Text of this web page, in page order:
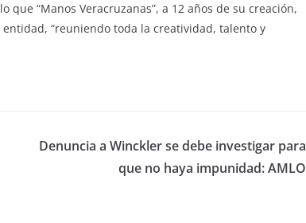
“Manos Veracruzanas”, a 12 años de su creación,
“reuniendo toda la creatividad, talento y
Denuncia a Winckler se debe investigar para
que no haya impunidad: AMLO